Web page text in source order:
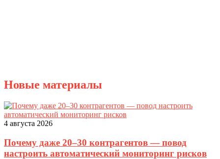
Новые материалы
4 августа 2026
Почему даже 20–30 контрагентов — повод
настроить автоматический мониторинг рисков